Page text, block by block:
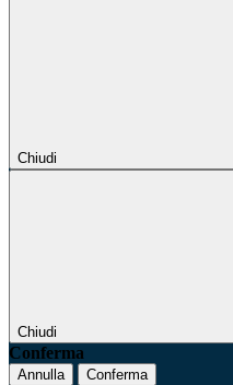
Chiudi
Chiudi
Conferma
Annulla Conferma